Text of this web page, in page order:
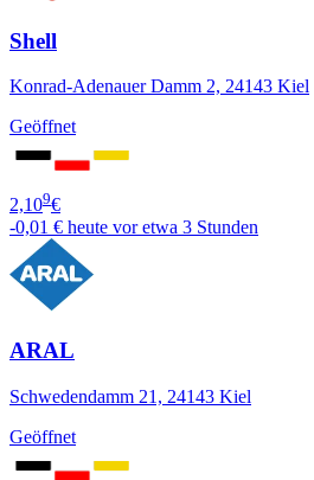
Shell
Konrad-Adenauer Damm 2, 24143 Kiel
Geöffnet
2,109€
-0,01 € heute vor etwa 3 Stunden
ARAL
Schwedendamm 21, 24143 Kiel
Geöffnet